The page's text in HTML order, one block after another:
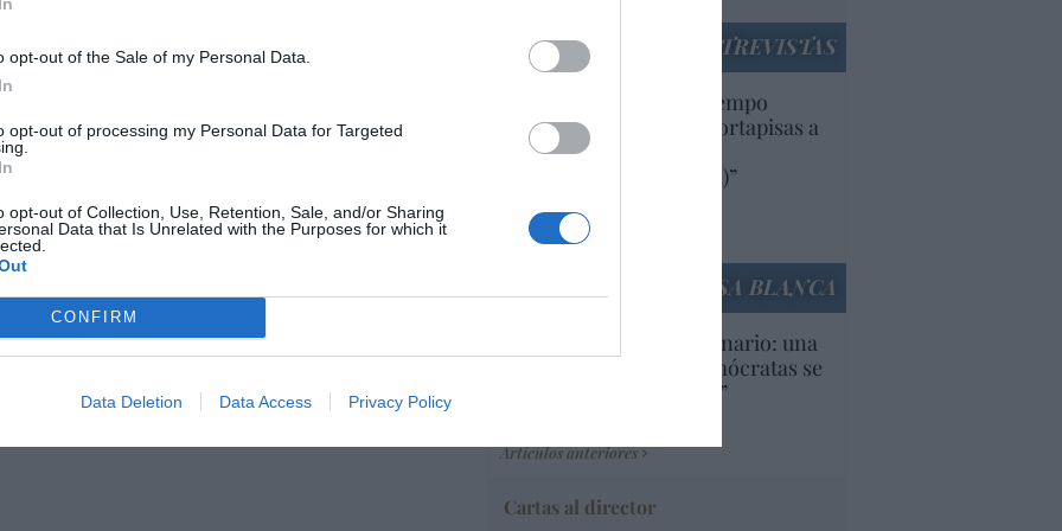
opt-out of the Sale of my Personal Data.
opt-out of processing my Personal Data for Targeted
opt-out of Collection, Use, Retention, Sale, and/or Sharing
Data that Is Unrelated with the Purposes for which it
CONFIRM
Data Deletion Data Access Privacy Policy
del Papa León XIV: lentos pero
09/08/26 06:00
ENTREVISTAS
“Europa lleva mucho tiempo
poniendo aranceles y cortapisas a
productos y compañías
americanas (y europeas)”
por Ana Sánchez Arjona
Artículos anteriores
LA CASA BLANCA
EEUU. Inquietante escenario: una
tercera parte de los demócratas se
define como “socialista”
Artículos anteriores
Cartas al director